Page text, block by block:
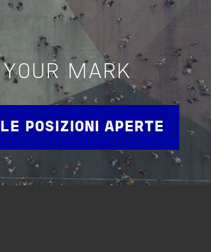
MARK
POSIZIONI APERTE